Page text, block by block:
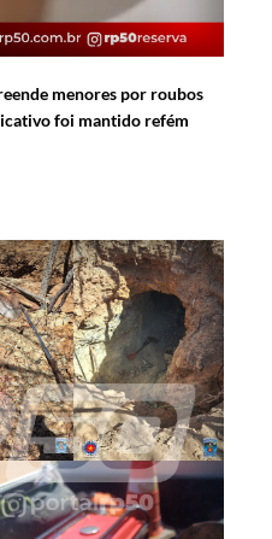
menores por roubos
foi mantido refém